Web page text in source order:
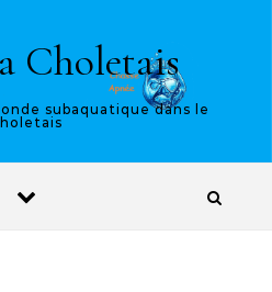
Choletais
subaquatique dans le